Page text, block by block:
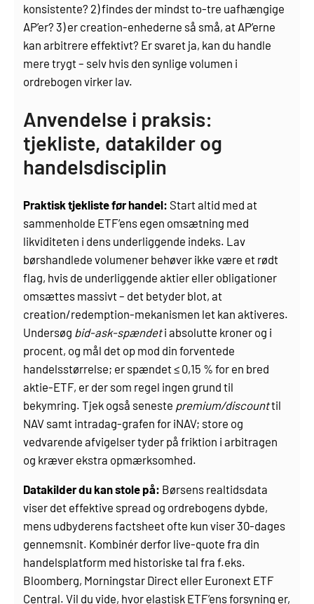
konsistente? 2) findes der mindst to-tre uafhængige
AP’er? 3) er creation-enhederne så små, at AP’erne
kan arbitrere effektivt? Er svaret ja, kan du handle
mere trygt – selv hvis den synlige volumen i
ordrebogen virker lav.
Anvendelse i praksis:
tjekliste, datakilder og
handelsdisciplin
Praktisk tjekliste før handel: Start altid med at
sammenholde ETF’ens egen omsætning med
likviditeten i dens underliggende indeks. Lav
børshandlede volumener behøver ikke være et rødt
flag, hvis de underliggende aktier eller obligationer
omsættes massivt – det betyder blot, at
creation/redemption-mekanismen let kan aktiveres.
Undersøg bid-ask-spændeti absolutte kroner og i
procent, og mål det op mod din forventede
handelsstørrelse; er spændet ≤ 0,15 % for en bred
aktie-ETF, er der som regel ingen grund til
bekymring. Tjek også seneste premium/discounttil
NAV samt intradag-grafen for iNAV; store og
vedvarende afvigelser tyder på friktion i arbitragen
og kræver ekstra opmærksomhed.
Datakilder du kan stole på: Børsens realtidsdata
viser det effektive spread og ordrebogens dybde,
mens udbyderens factsheet ofte kun viser 30-dages
gennemsnit. Kombinér derfor live-quote fra din
handelsplatform med historiske tal fra f.eks.
Bloomberg, Morningstar Direct eller Euronext ETF
Central. Vil du vide, hvor elastisk ETF’ens forsyning er,